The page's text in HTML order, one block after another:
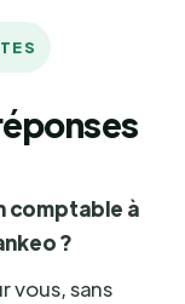
comptable à
?
vous, sans